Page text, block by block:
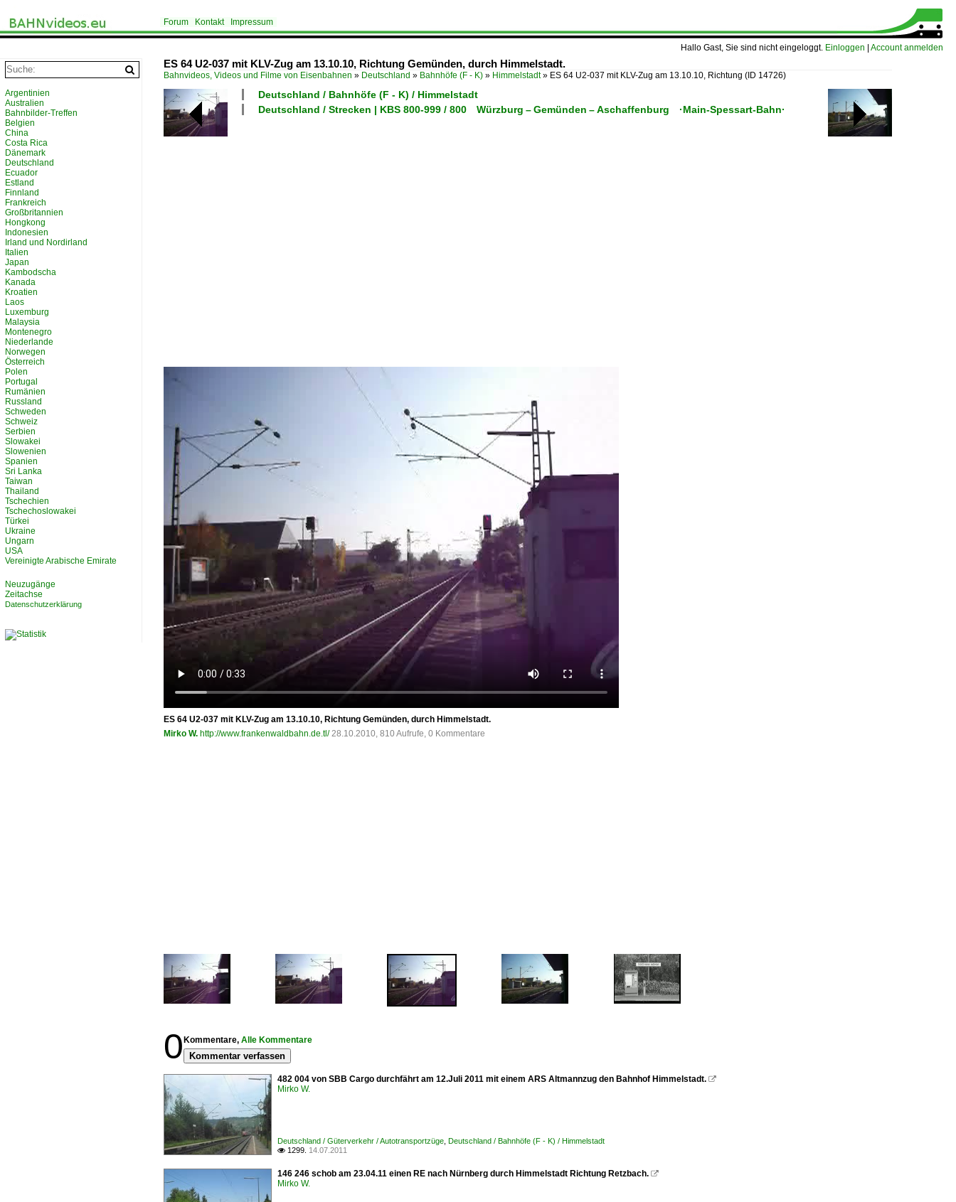
Hallo Gast, Sie sind nicht eingeloggt. Einloggen Account anmelden
Forum Kontakt Impressum
ES 64 U2-037 mit KLV-Zug am 13.10.10, Richtung Gemünden, durch Himmelstadt.
Bahnvideos, Videos und Filme von Eisenbahnen » Deutschland » Bahnhöfe (F - K) » Himmelstadt» ES 64 U2-037 mit KLV-Zug am 13.10.10, Richtung (ID 14726)
Deutschland / Bahnhöfe (F - K) / Himmelstadt
Deutschland / Strecken | KBS 800-999 / 800 Würzburg – Gemünden – Aschaffenburg ·Main-Spessart-Bahn·
ES 64 U2-037 mit KLV-Zug am 13.10.10, Richtung Gemünden, durch Himmelstadt.
Mirko W. http://www.frankenwaldbahn.de.tl/ 28.10.2010, 810 Aufrufe, 0 Kommentare
0 Kommentare, Alle Kommentare
Kommentar verfassen
482 004 von SBB Cargo durchfährt am 12.Juli 2011 mit einem ARS Altmannzug den Bahnhof Himmelstadt. 
Mirko W.
Deutschland / Güterverkehr / Autotransportzüge Deutschland / Bahnhöfe (F - K) / Himmelstadt
 1299. 14.07.2011
146 246 schob am 23.04.11 einen RE nach Nürnberg durch Himmelstadt Richtung Retzbach. 
Mirko W.
Argentinien
Australien
Bahnbilder-Treffen
Belgien
China
Costa Rica
Dänemark
Deutschland
Ecuador
Estland
Finnland
Frankreich
Großbritannien
Hongkong
Indonesien
Irland und Nordirland
Italien
Japan
Kambodscha
Kanada
Kroatien
Laos
Luxemburg
Malaysia
Montenegro
Niederlande
Norwegen
Österreich
Polen
Portugal
Rumänien
Russland
Schweden
Schweiz
Serbien
Slowakei
Slowenien
Spanien
Sri Lanka
Taiwan
Thailand
Tschechien
Tschechoslowakei
Türkei
Ukraine
Ungarn
USA
Vereinigte Arabische Emirate
Neuzugänge
Zeitachse
Datenschutzerklärung